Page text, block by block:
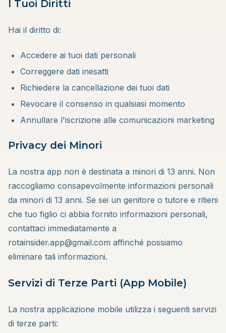
I Tuoi Diritti
Hai il diritto di:
Accedere ai tuoi dati personali
Correggere dati inesatti
Richiedere la cancellazione dei tuoi dati
Revocare il consenso in qualsiasi momento
Annullare l'iscrizione alle comunicazioni marketing
Privacy dei Minori
La nostra app non è destinata a minori di 13 anni. Non
raccogliamo consapevolmente informazioni personali
da minori di 13 anni. Se sei un genitore o tutore e ritieni
che tuo figlio ci abbia fornito informazioni personali,
contattaci immediatamente a
rotainsider.app@gmail.com affinché possiamo
eliminare tali informazioni.
Servizi di Terze Parti (App Mobile)
La nostra applicazione mobile utilizza i seguenti servizi
di terze parti: